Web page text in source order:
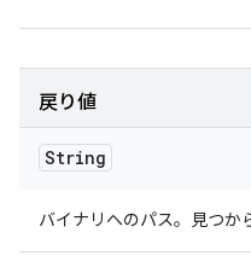
戻り値
String
バイナリへのパス。見つか